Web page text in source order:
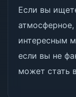
Если вы
интересным
если вы не
может стать